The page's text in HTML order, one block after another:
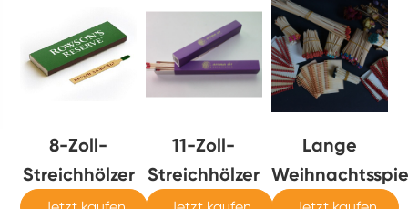
8-Zoll-
Streichhölzer
11-Zoll-
Streichhölzer
Lange